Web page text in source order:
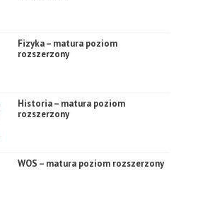
Fizyka – matura poziom
rozszerzony
Historia – matura poziom
rozszerzony
WOS – matura poziom rozszerzony